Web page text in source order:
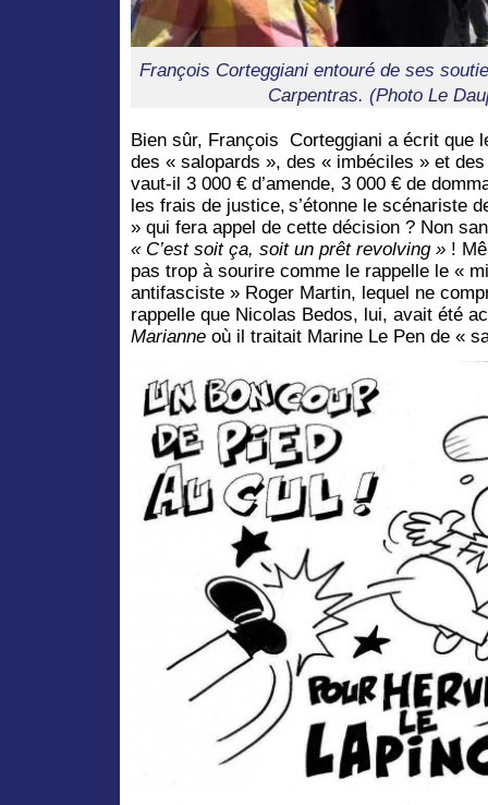
François Corteggiani entouré de ses
Carpentras. (Photo Le
Bien sûr, François Corteggiani a écrit que
des « salopards », des « imbéciles » et
vaut-il 3 000 € d’amende, 3 000 € de
les frais de justice, s’étonne le scénariste
» qui fera appel de cette décision ? Non
« C’est soit ça, soit un prêt revolving » !
pas trop à sourire comme le rappelle le «
antifasciste » Roger Martin, lequel ne
rappelle que Nicolas Bedos, lui, avait été
Marianne où il traitait Marine Le Pen de «